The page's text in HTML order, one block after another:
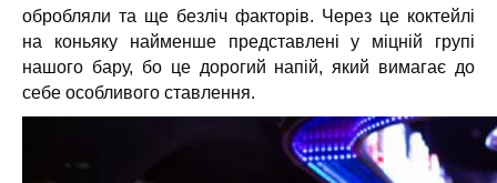
обробляли та ще безліч факторів. Через це коктейлі
на коньяку найменше представлені у міцній групі
нашого бару, бо це дорогий напій, який вимагає до
себе особливого ставлення.